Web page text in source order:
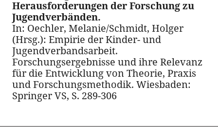
Herausforderungen der Forschung zu
Jugendverbänden.
In: Oechler, Melanie/Schmidt, Holger
(Hrsg.): Empirie der Kinder- und
Jugendverbandsarbeit.
Forschungsergebnisse und ihre Relevanz
für die Entwicklung von Theorie, Praxis
und Forschungsmethodik. Wiesbaden:
Springer VS, S. 289-306